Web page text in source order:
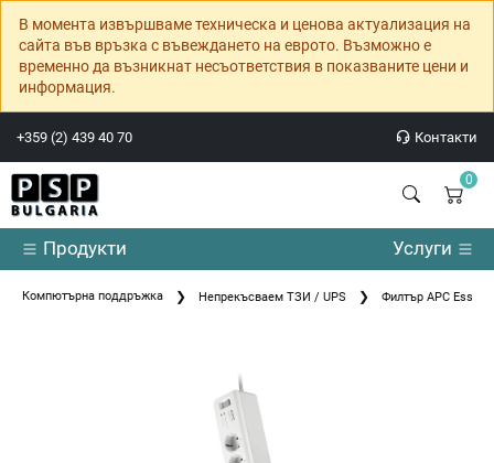
В момента извършваме техническа и ценова актуализация на
сайта във връзка с въвеждането на еврото. Възможно е
временно да възникнат несъответствия в показваните цени и
информация.
+359 (2) 439 40 70 Контакти
0
Продукти Услуги
Компютърна поддръжка Непрекъсваем ТЗИ / UPS Филтър APC